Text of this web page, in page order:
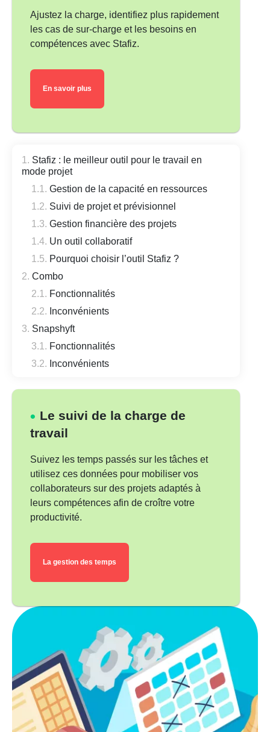
Ajustez la charge, identifiez plus rapidement
les cas de sur-charge et les besoins en
compétences avec Stafiz.
En savoir plus
Stafiz : le meilleur outil pour le travail en
mode projet
Gestion de la capacité en ressources
Suivi de projet et prévisionnel
Gestion financière des projets
Un outil collaboratif
Pourquoi choisir l’outil Stafiz ?
Combo
Fonctionnalités
Inconvénients
Snapshyft
Fonctionnalités
Inconvénients
Inconvénients
ClickUp
Inconvénients
Asana
Fonctionnalités
Inconvénients
Fonctionnalités
Inconvénients
Pourquoi choisir un logiciel de capacity
planning plutôt qu’un autre ?
Organisation de projet
Gestion d’équipe
Suivi des performances
Gestion financière
Le suivi de la charge de
travail
Suivez les temps passés sur les tâches et
utilisez ces données pour mobiliser vos
collaborateurs sur des projets adaptés à
leurs compétences afin de croître votre
productivité.
La gestion des temps